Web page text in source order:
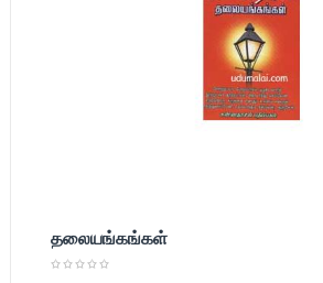
தலையங்கங்கள்